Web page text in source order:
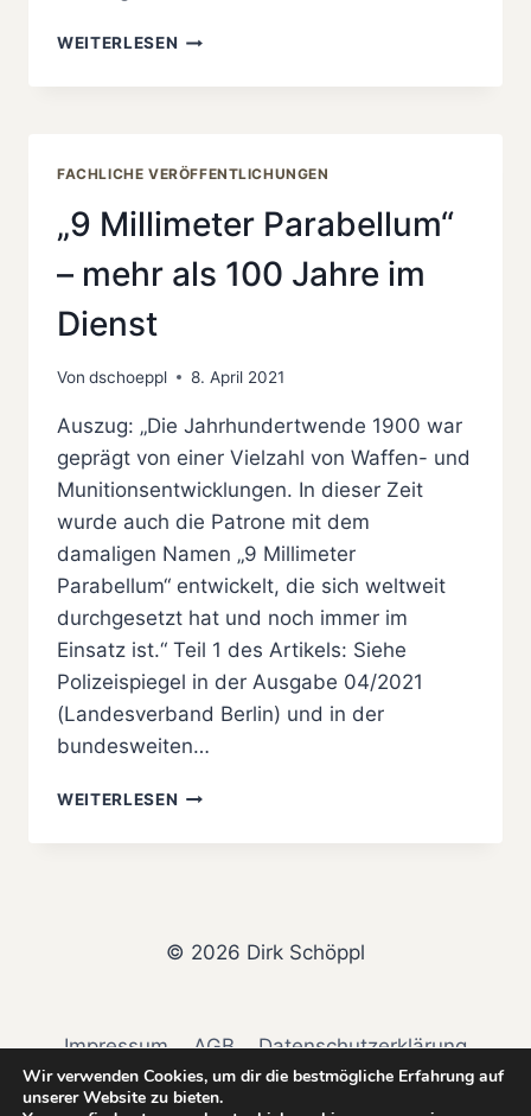
WEITERLESEN „9
PARABELLUM“
AUS
POLIZEISPIEGEL
VON
APRIL
2021
FACHLICHE VERÖFFENTLICHUNGEN
„9 Millimeter Parabellum“
– mehr als 100 Jahre im
Dienst
Von dschoeppl 8. April 2021
Auszug: „Die Jahrhundertwende 1900 war
geprägt von einer Vielzahl von Waffen- und
Munitionsentwicklungen. In dieser Zeit
wurde auch die Patrone mit dem
damaligen Namen „9 Millimeter
Parabellum“ entwickelt, die sich weltweit
durchgesetzt hat und noch immer im
Einsatz ist.“ Teil 1 des Artikels: Siehe
Polizeispiegel in der Ausgabe 04/2021
(Landesverband Berlin) und in der
bundesweiten…
WEITERLESEN
PARABELLUM“
100
© 2026 Dirk Schöppl
Impressum AGB
Datenschutzerklärung
Widerrufsbelehrung & Widerrufsformular
Wir verwenden Cookies, um dir die bestmögliche Erfahrung auf
unserer Website zu bieten.